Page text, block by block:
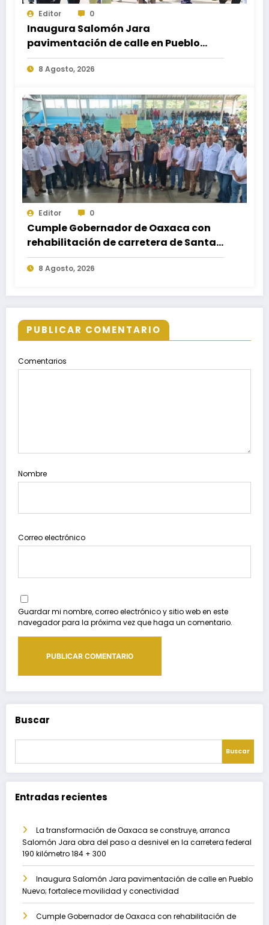
Editor 0
Inaugura Salomón Jara
pavimentación de calle en Pueblo
Nuevo; fortalece movilidad y
conectividad
8 Agosto, 2026
Editor 0
Cumple Gobernador de Oaxaca con
rehabilitación de carretera de Santa
María Ecatepec
8 Agosto, 2026
PUBLICAR COMENTARIO
Comentarios
Nombre
Correo electrónico
Guardar mi nombre, correo electrónico y sitio web en este
navegador para la próxima vez que haga un comentario.
Buscar
Buscar
Entradas recientes
La transformación de Oaxaca se construye, arranca
Salomón Jara obra del paso a desnivel en la carretera federal
190 kilómetro 184 + 300
Inaugura Salomón Jara pavimentación de calle en Pueblo
Nuevo; fortalece movilidad y conectividad
Cumple Gobernador de Oaxaca con rehabilitación de